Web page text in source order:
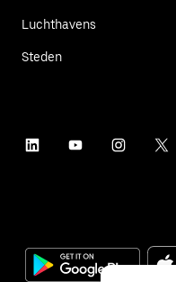
Luchthavens
Steden